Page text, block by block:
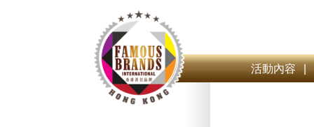
活動內容 |